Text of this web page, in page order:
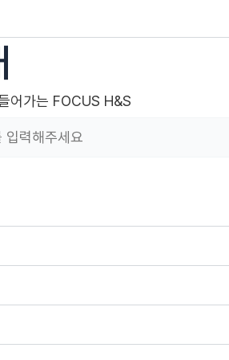
어가는 FOCUS H&S